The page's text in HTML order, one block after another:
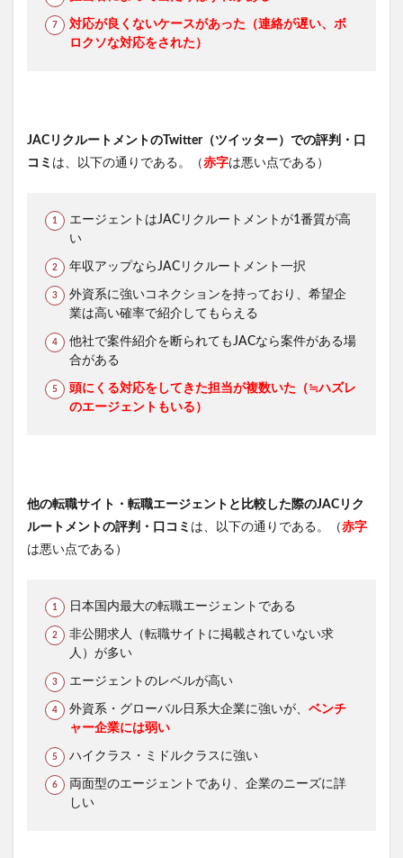
対応が良くないケースがあった（連絡が遅い、ボ
ロクソな対応をされた）
JACリクルートメントのTwitter（ツイッター）での評判・口
コミ は、以下の通りである。（赤字は悪い点である）
エージェントはJACリクルートメントが1番質が高
い
年収アップならJACリクルートメント一択
外資系に強いコネクションを持っており、希望企
業は高い確率で紹介してもらえる
他社で案件紹介を断られてもJACなら案件がある場
合がある
頭にくる対応をしてきた担当が複数いた（≒ハズレ
のエージェントもいる）
他の転職サイト・転職エージェントと比較した際のJACリク
ルートメントの評判・口コミ は、以下の通りである。（赤字
は悪い点である）
日本国内最大の転職エージェントである
非公開求人（転職サイトに掲載されていない求
人）が多い
エージェントのレベルが高い
外資系・グローバル日系大企業に強いが、 ベンチ
ャー企業には弱い
ハイクラス・ミドルクラスに強い
両面型のエージェントであり、企業のニーズに詳
しい